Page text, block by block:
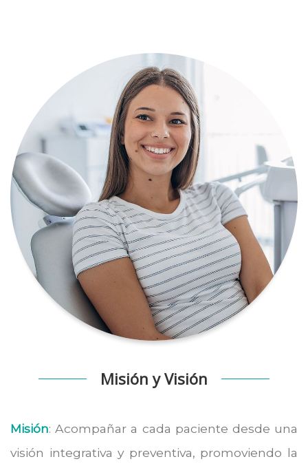
Misión y Visión
Misión: Acompañar a cada paciente desde una
visión integrativa y preventiva, promoviendo la